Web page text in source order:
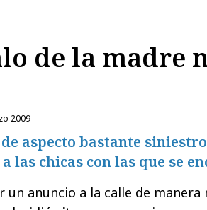
de la madre
2009
aspecto bastante
las chicas con las que se
un anuncio a la calle de